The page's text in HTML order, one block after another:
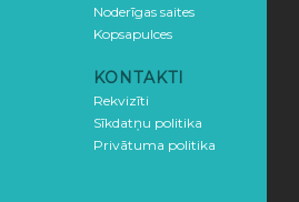
Noderīgas saites
Kopsapulces
KONTAKTI
Rekvizīti
Sīkdatņu politika
Privātuma politika